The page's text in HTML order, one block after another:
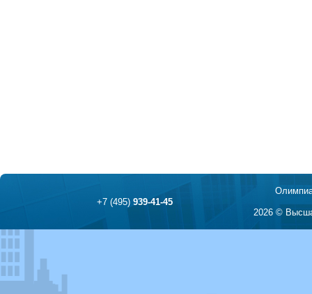
+7 (495)939-41-45
2026 ©